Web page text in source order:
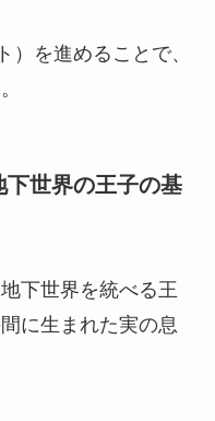
）を進めることで、
下世界の王子の基
下世界を統べる王
に生まれた実の息